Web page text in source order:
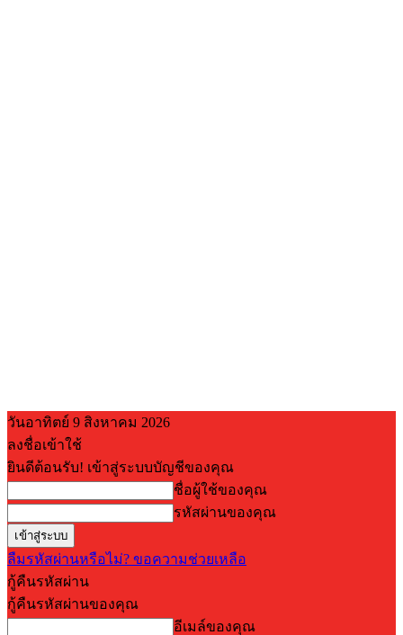
วันอาทิตย์ 9 สิงหาคม 2026
ลงชื่อเข้าใช้
ยินดีต้อนรับ! เข้าสู่ระบบบัญชีของคุณ
ชื่อผู้ใช้ของคุณ
รหัสผ่านของคุณ
ลืมรหัสผ่านหรือไม่? ขอความช่วยเหลือ
กู้คืนรหัสผ่าน
กู้คืนรหัสผ่านของคุณ
อีเมล์ของคุณ